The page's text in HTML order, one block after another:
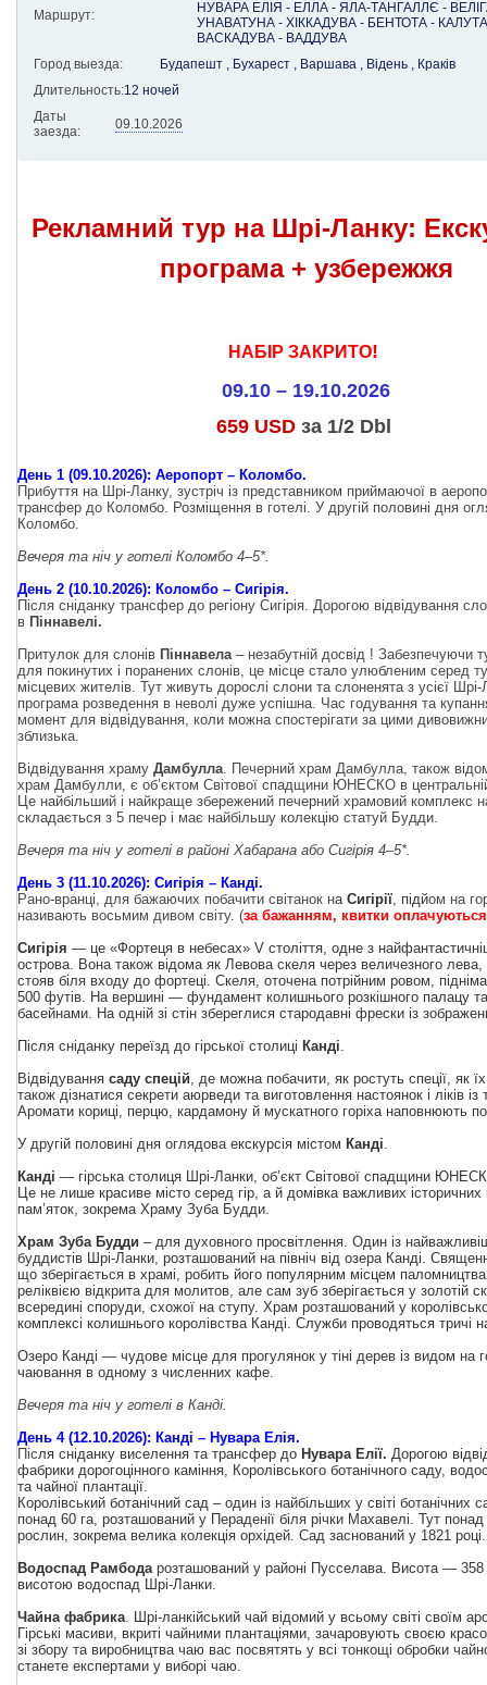
Маршрут:
НУВАРА ЕЛІЯ - ЕЛЛА - ЯЛА-ТАНГАЛЛЄ -
УНАВАТУНА - ХІККАДУВА - БЕНТОТА -
ВАСКАДУВА - ВАДДУВА
Город выезда:
Будапешт , Бухарест , Варшава , Відень , Краків
Длительность:12 ночей
Даты
заезда:
09.10.2026
Рекламний тур на Шрі-Ланку:
програма + узбережжя
НАБІР ЗАКРИТО!
09.10 – 19.10.2026
659 USD за 1/2 Dbl
День 1 (09.10.2026): Аеропорт – Коломбо.
Прибуття на Шрі-Ланку, зустріч із представником приймаючої в
трансфер до Коломбо. Розміщення в готелі. У другій половині дня
Коломбо.
Вечеря та ніч у готелі Коломбо 4–5*.
День 2 (10.10.2026): Коломбо – Сигірія.
Після сніданку трансфер до регіону Сигірія. Дорогою відвідування
в Піннавелі.
Притулок для слонів Піннавела – незабутній досвід ! Забезпечуючи
для покинутих і поранених слонів, це місце стало улюбленим серед
місцевих жителів. Тут живуть дорослі слони та слоненята з усієї
програма розведення в неволі дуже успішна. Час годування та
момент для відвідування, коли можна спостерігати за цими
зблизька.
Відвідування храму Дамбулла. Печерний храм Дамбулла, також
храм Дамбулли, є об’єктом Світової спадщини ЮНЕСКО в центральній
Це найбільший і найкраще збережений печерний храмовий комплекс
складається з 5 печер і має найбільшу колекцію статуй Будди.
Вечеря та ніч у готелі в районі Хабарана або Сигірія 4–5*.
День 3 (11.10.2026): Сигірія – Канді.
Рано-вранці, для бажаючих побачити світанок на Сигірії, підйом на
називають восьмим дивом світу. (за бажанням, квитки
Сигірія — це «Фортеця в небесах» V століття, одне з
острова. Вона також відома як Левова скеля через величезного лева,
стояв біля входу до фортеці. Скеля, оточена потрійним ровом,
500 футів. На вершині — фундамент колишнього розкішного палацу та
басейнами. На одній зі стін збереглися стародавні фрески із
Після сніданку переїзд до гірської столиці Канді.
Відвідування саду спецій, де можна побачити, як ростуть спеції, як
також дізнатися секрети аюрведи та виготовлення настоянок і ліків із
Аромати кориці, перцю, кардамону й мускатного горіха наповнюють
У другій половині дня оглядова екскурсія містом Канді.
Канді — гірська столиця Шрі-Ланки, об’єкт Світової спадщини
Це не лише красиве місто серед гір, а й домівка важливих історичних і
пам’яток, зокрема Храму Зуба Будди.
Храм Зуба Будди – для духовного просвітлення. Один із
буддистів Шрі-Ланки, розташований на північ від озера Канді.
що зберігається в храмі, робить його популярним місцем
реліквією відкрита для молитов, але сам зуб зберігається у золотій
всередині споруди, схожої на ступу. Храм розташований у
комплексі колишнього королівства Канді. Служби проводяться тричі
Озеро Канді — чудове місце для прогулянок у тіні дерев із видом на
чаювання в одному з численних кафе.
Вечеря та ніч у готелі в Канді.
День 4 (12.10.2026): Канді – Нувара Елія.
Після сніданку виселення та трансфер до Нувара Елії. Дорогою
фабрики дорогоцінного каміння, Королівського ботанічного саду,
та чайної плантації.
Королівський ботанічний сад – один із найбільших у світі ботанічних
понад 60 га, розташований у Пераденії біля річки Махавелі. Тут понад
рослин, зокрема велика колекція орхідей. Сад заснований у 1821 році.
Водоспад Рамбодарозташований у районі Пусселава. Висота — 358
висотою водоспад Шрі-Ланки.
Чайна фабрика. Шрі-ланкійський чай відомий у всьому світі своїм
Гірські масиви, вкриті чайними плантаціями, зачаровують своєю
зі збору та виробництва чаю вас посвятять у всі тонкощі обробки
станете експертами у виборі чаю.